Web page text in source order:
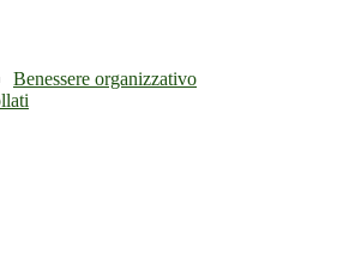
Benessere organizzativo